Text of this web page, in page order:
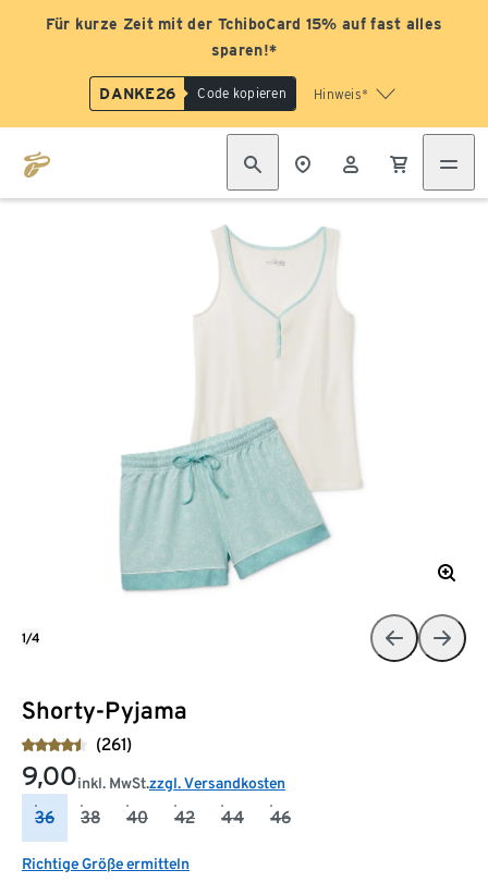
Für kurze Zeit mit der TchiboCard 15% auf fast alles
sparen!*
DANKE26 Code kopieren Hinweis*
Shorty-Pyjama
(261)
9,00inkl. MwSt.zzgl. Versandkosten
36 38 40 42 44 46
Richtige Größe ermitteln
1/4